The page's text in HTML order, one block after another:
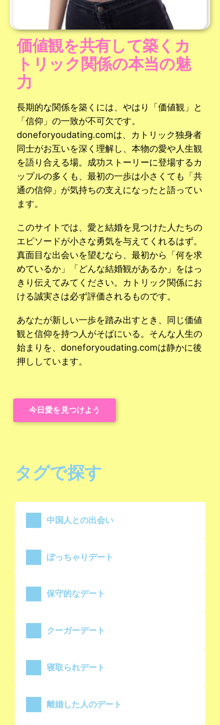
価値観を共有して築くカ
トリック関係の本当の魅
力
長期的な関係を築くには、やはり「価値観」と
「信仰」の一致が不可欠です。
doneforyoudating.comは、カトリック独身者
同士がお互いを深く理解し、本物の愛や人生観
を語り合える場。成功ストーリーに登場するカ
ップルの多くも、最初の一歩は小さくても「共
通の信仰」が気持ちの支えになったと語ってい
ます。
このサイトでは、愛と結婚を見つけた人たちの
エピソードが小さな勇気を与えてくれるはず。
真面目な出会いを望むなら、最初から「何を求
めているか」「どんな結婚観があるか」をはっ
きり伝えてみてください。カトリック関係にお
ける誠実さは必ず評価されるものです。
あなたが新しい一歩を踏み出すとき、同じ価値
観と信仰を持つ人がそばにいる。そんな人生の
始まりを、doneforyoudating.comは静かに後
押ししています。
今日愛を見つけよう
タグで探す
中国人との出会い
ぽっちゃりデート
保守的なデート
クーガーデート
寝取られデート
離婚した人のデート